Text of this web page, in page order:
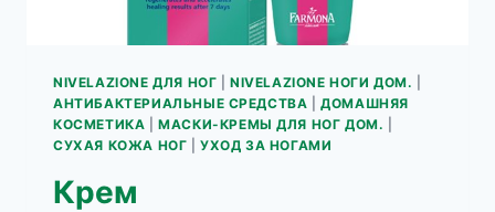
NIVELAZIONE ДЛЯ НОГ |NIVELAZIONE НОГИ ДОМ.
АНТИБАКТЕРИАЛЬНЫЕ СРЕДСТВА |ДОМАШНЯЯ
КОСМЕТИКА |МАСКИ-КРЕМЫ ДЛЯ НОГ ДОМ.
СУХАЯ КОЖА НОГ |УХОД ЗА НОГАМИ
Крем